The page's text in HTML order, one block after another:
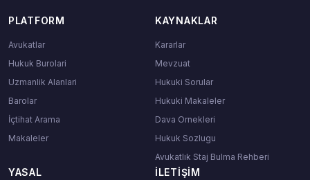
PLATFORM
Avukatlar
Hukuk Burolari
Uzmanlik Alanlari
Barolar
İçtihat Arama
Makaleler
KAYNAKLAR
Kararlar
Mevzuat
Hukuki Sorular
Hukuki Makaleler
Dava Ornekleri
Hukuk Sozlugu
Avukatlık Staj Bulma Rehberi
YASAL İLETIŞIM